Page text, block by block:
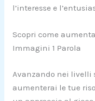
l’interesse e
Scopri come
Immagini 1 Parola
Avanzando nei livelli
aumenterai le tue